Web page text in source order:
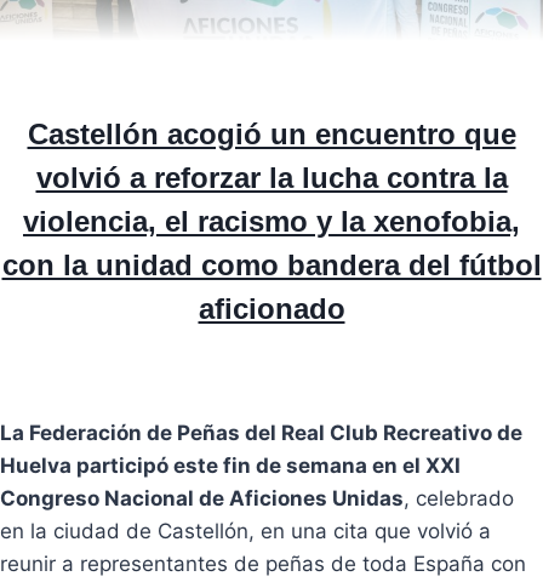
Castellón acogió un encuentro que
volvió a reforzar la lucha contra la
violencia, el racismo y la xenofobia,
con la unidad como bandera del fútbol
aficionado
La Federación de Peñas del Real Club Recreativo de
Huelva participó este fin de semana en el XXI
Congreso Nacional de Aficiones Unidas, celebrado
en la ciudad de Castellón, en una cita que volvió a
reunir a representantes de peñas de toda España con